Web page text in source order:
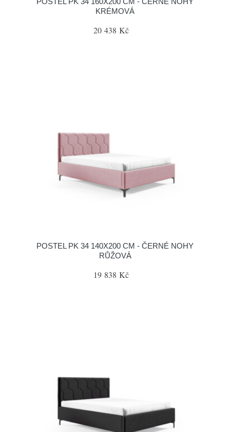
KRÉMOVÁ
20 438 Kč
POSTEL PK 34 140X200 CM - ČERNÉ NOHY
RŮŽOVÁ
19 838 Kč